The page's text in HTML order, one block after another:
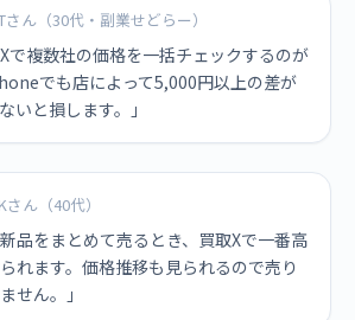
さん（30代・副業せどらー）
Xで複数社の価格を一括チェックするのが
でも店によって5,000円以上の差が
いと損します。」
Kさん（40代）
品をまとめて売るとき、買取Xで一番高
れます。価格推移も見られるので売り
せん。」